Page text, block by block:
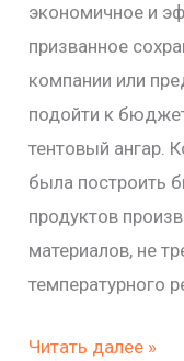
экономичное и
призванное
компании или
подойти к
тентовый ангар.
была построить
продуктов
материалов, не
температурного
Читать далее »